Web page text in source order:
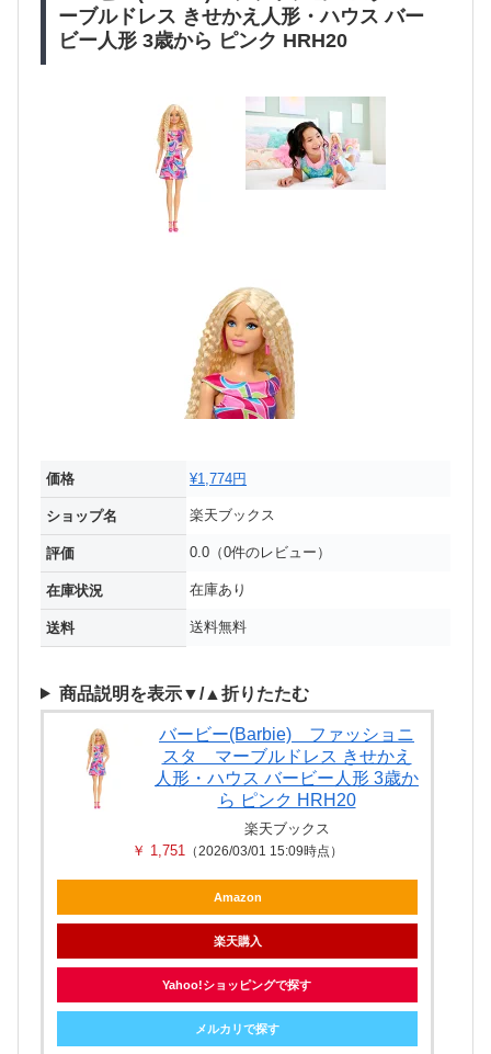
ーブルドレス きせかえ人形・ハウス バー
ビー人形 3歳から ピンク HRH20
価格 ¥1,774円
ショップ名 楽天ブックス
評価 0.0（0件のレビュー）
在庫状況 在庫あり
送料 送料無料
商品説明を表示▼/▲折りたたむ
バービー(Barbie) ファッショニ
スタ マーブルドレス きせかえ
人形・ハウス バービー人形 3歳か
ら ピンク HRH20
楽天ブックス
￥ 1,751
（2026/03/01 15:09時点）
Amazon
楽天購入
Yahoo!ショッピングで探す
メルカリで探す